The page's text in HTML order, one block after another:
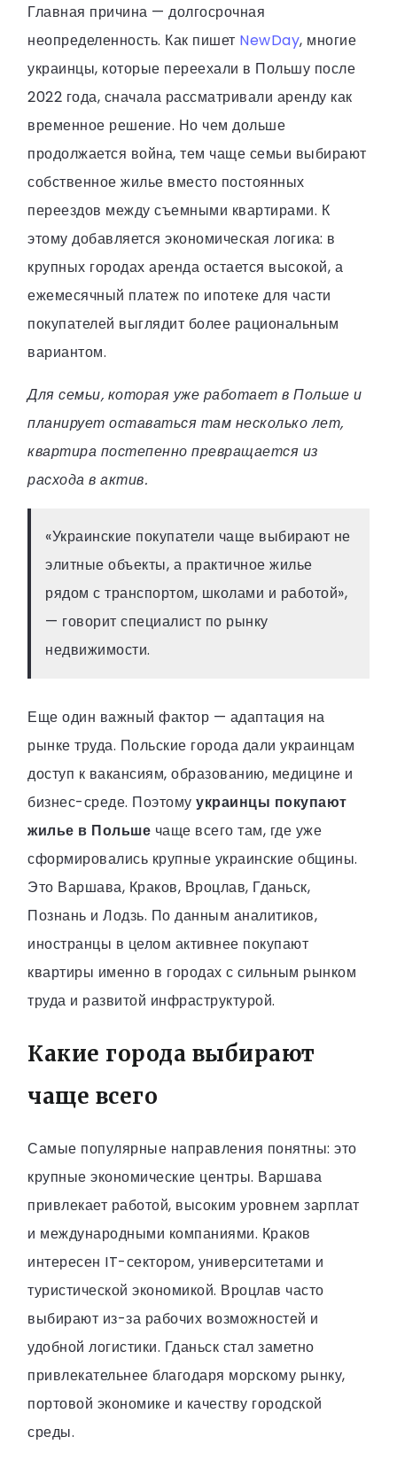
Главная причина — долгосрочная
неопределенность. Как пишет NewDay, многие
украинцы, которые переехали в Польшу после
2022 года, сначала рассматривали аренду как
временное решение. Но чем дольше
продолжается война, тем чаще семьи выбирают
собственное жилье вместо постоянных
переездов между съемными квартирами. К
этому добавляется экономическая логика: в
крупных городах аренда остается высокой, а
ежемесячный платеж по ипотеке для части
покупателей выглядит более рациональным
вариантом.
Для семьи, которая уже работает в Польше и
планирует оставаться там несколько лет,
квартира постепенно превращается из
расхода в актив.
«Украинские покупатели чаще выбирают не
элитные объекты, а практичное жилье
рядом с транспортом, школами и работой»,
— говорит специалист по рынку
недвижимости.
Еще один важный фактор — адаптация на
рынке труда. Польские города дали украинцам
доступ к вакансиям, образованию, медицине и
бизнес-среде. Поэтому украинцы покупают
жилье в Польше чаще всего там, где уже
сформировались крупные украинские общины.
Это Варшава, Краков, Вроцлав, Гданьск,
Познань и Лодзь. По данным аналитиков,
иностранцы в целом активнее покупают
квартиры именно в городах с сильным рынком
труда и развитой инфраструктурой.
Какие города выбирают
чаще всего
Самые популярные направления понятны: это
крупные экономические центры. Варшава
привлекает работой, высоким уровнем зарплат
и международными компаниями. Краков
интересен IT-сектором, университетами и
туристической экономикой. Вроцлав часто
выбирают из-за рабочих возможностей и
удобной логистики. Гданьск стал заметно
привлекательнее благодаря морскому рынку,
портовой экономике и качеству городской
среды.